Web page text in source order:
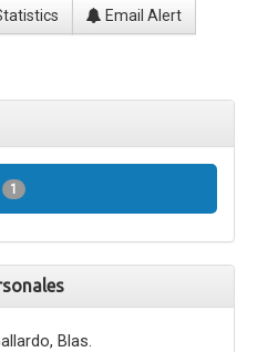
Email Alert
1
Blas.